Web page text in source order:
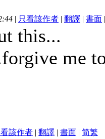
| 只看該作者 | 翻譯 | 書面
this...
me
該作者 | 翻譯 | 書面 | 简繁